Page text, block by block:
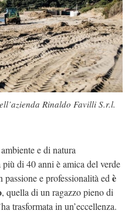
Rinaldo Favilli S.r.l.
e di natura
più di 40 anni è amica del verde
e professionalità ed è
, quella di un ragazzo pieno di
trasformata in un’eccellenza.